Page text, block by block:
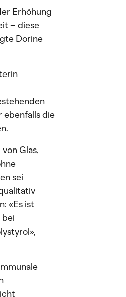
Erhöhung
– diese
Dorine
ebenfalls die
Glas,
sei
«Es ist
bei